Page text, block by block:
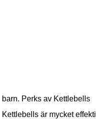
barn. Perks av Kettlebells
Kettlebells är mycket